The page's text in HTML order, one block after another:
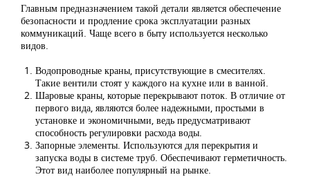
Главным предназначением такой детали является обеспечение
безопасности и продление срока эксплуатации разных
коммуникаций. Чаще всего в быту используется несколько
видов.
Водопроводные краны, присутствующие в смесителях.
Такие вентили стоят у каждого на кухне или в ванной.
Шаровые краны, которые перекрывают поток. В отличие от
первого вида, являются более надежными, простыми в
установке и экономичными, ведь предусматривают
способность регулировки расхода воды.
Запорные элементы. Используются для перекрытия и
запуска воды в системе труб. Обеспечивают герметичность.
Этот вид наиболее популярный на рынке.